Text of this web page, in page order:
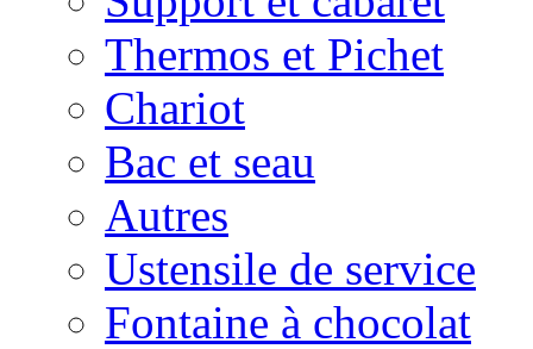
Thermos et Pichet
Chariot
Bac et seau
Autres
Ustensile de service
Fontaine à chocolat